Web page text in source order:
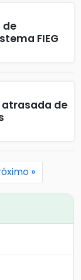
de
FIEG
atrasada de
»